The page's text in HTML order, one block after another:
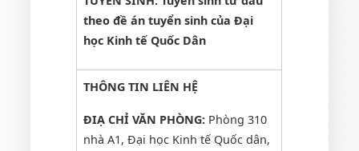
theo đề án tuyển sinh của Đại
học Kinh tế Quốc Dân
THÔNG TIN LIÊN HỆ
ĐIẠ CHỈ VĂN PHÒNG: Phòng 310
nhà A1, Đại học Kinh tế Quốc dân,